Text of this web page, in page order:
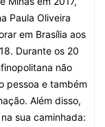
Paula Oliveira
em Brasília aos
Durante os 20
não
pessoa e também
Além disso,
sua caminhada: